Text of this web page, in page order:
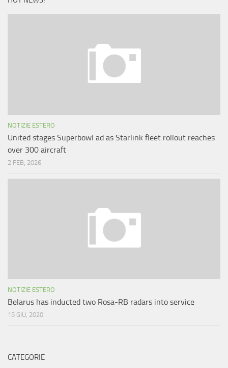
NOTIZIE ESTERO
United stages Superbowl ad as Starlink fleet rollout reaches
over 300 aircraft
2 FEB, 2026
NOTIZIE ESTERO
Belarus has inducted two Rosa-RB radars into service
15 GIU, 2020
CATEGORIE